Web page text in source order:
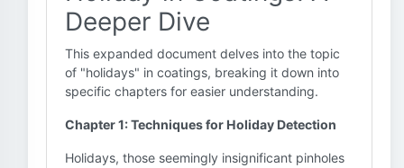
Deeper Dive
This expanded document delves into the topic
of "holidays" in coatings, breaking it down into
specific chapters for easier understanding.
Chapter 1: Techniques for Holiday Detection
Holidays, those seemingly insignificant pinholes